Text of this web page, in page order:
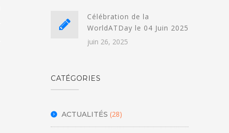
Célébration de la
WorldATDay le 04 Juin 2025
juin 26, 2025
CATÉGORIES
ACTUALITÉS (28)